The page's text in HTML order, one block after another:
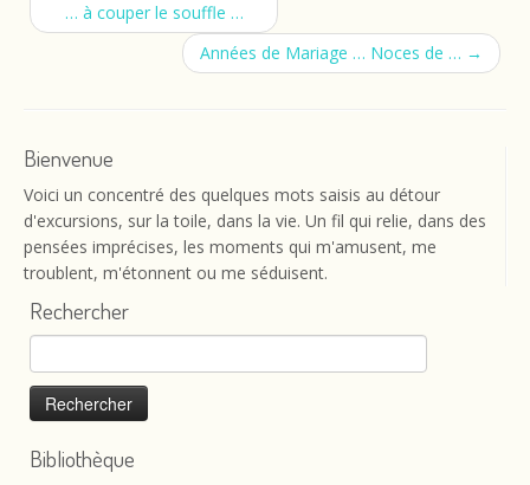
… à couper le souffle …
Années de Mariage … Noces de … →
Bienvenue
Voici un concentré des quelques mots saisis au détour
d'excursions, sur la toile, dans la vie. Un fil qui relie, dans des
pensées imprécises, les moments qui m'amusent, me
troublent, m'étonnent ou me séduisent.
Rechercher
Rechercher :
Bibliothèque